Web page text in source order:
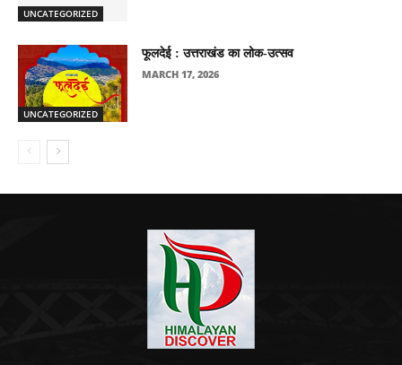
UNCATEGORIZED
UNCATEGORIZED
फूलदेई : उत्तराखंड का लोक-उत्सव
MARCH 17, 2026